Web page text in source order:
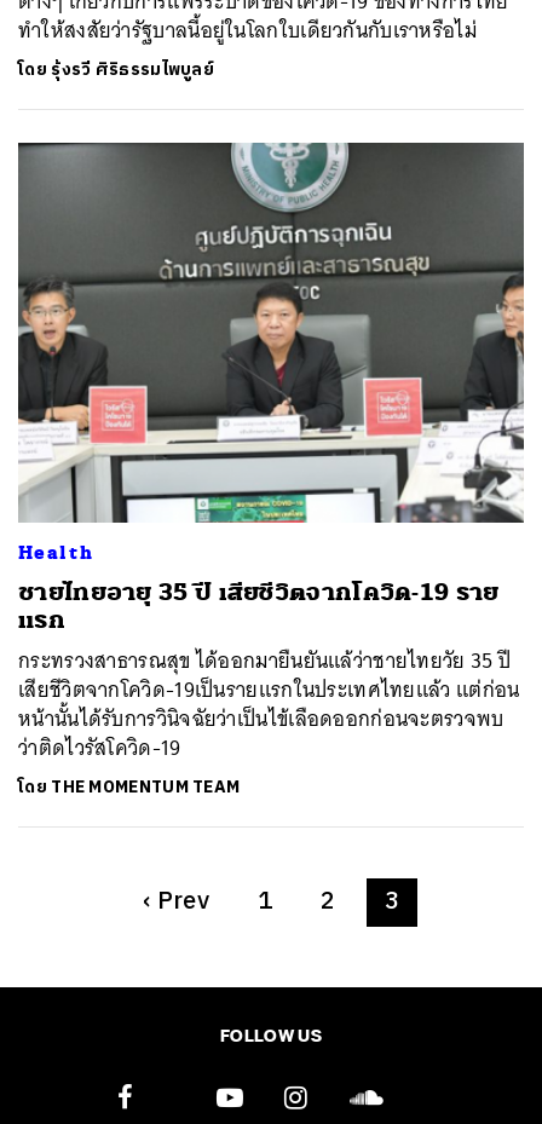
ทำให้สงสัยว่ารัฐบาลนี้อยู่ในโลกใบเดียวกันกับเราหรือไม่
โดย รุ้งรวี ศิริธรรมไพบูลย์
Health
ชายไทยอายุ 35 ปี เสียชีวิตจากโควิด-19 ราย
แรก
กระทรวงสาธารณสุข ได้ออกมายืนยันแล้ว่าชายไทยวัย 35 ปี
เสียชีวิตจากโควิด-19เป็นรายแรกในประเทศไทยแล้ว แต่ก่อน
หน้านั้นได้รับการวินิจฉัยว่าเป็นไข้เลือดออกก่อนจะตรวจพบ
ว่าติดไวรัสโควิด-19
โดย THE MOMENTUM TEAM
‹ Prev 1 2 3
FOLLOW US